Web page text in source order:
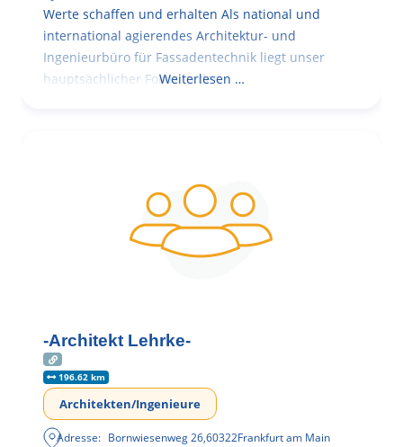
Werte schaffen und erhalten Als national und
international agierendes Architektur- und
Ingenieurbüro für Fassadentechnik liegt unser
hauptsächlicher Fokus in der
Weiterlesen …
-Architekt Lehrke-
196.62 km
Architekten/Ingenieure
Adresse: Bornwiesenweg 26,60322Frankfurt am Main